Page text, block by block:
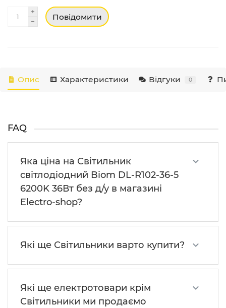
Повідомити
Опис Характеристики Відгуки 0
FAQ
Яка ціна на Світильник
світлодіодний Biom DL-R102-36-5
6200K 36Вт без д/у в магазині
Electro-shop?
Які ще Світильники варто купити?
Які ще електротовари крім
Світильники ми продаємо